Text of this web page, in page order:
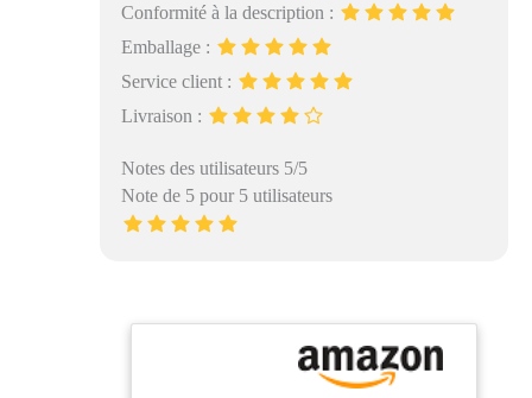
Conformité à la description :
Emballage :
Service client :
Livraison :
Notes des utilisateurs 5/5
Note de 5 pour 5 utilisateurs